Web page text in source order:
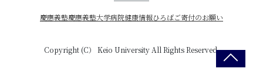
慶應義塾慶應義塾大学病院健康情報ひろばご寄付のお願い
Copyright (C） Keio University All Rights Reserved.